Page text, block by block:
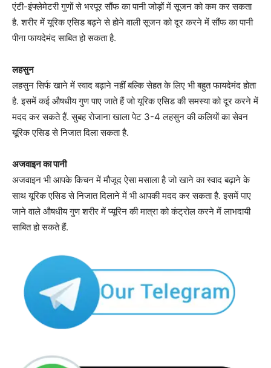
एंटी-इंफ्लेमेटरी गुणों से भरपूर सौंफ का पानी जोड़ों में सूजन को कम कर सकता
है. शरीर में यूरिक एसिड बढ़ने से होने वाली सूजन को दूर करने में सौंफ का पानी
पीना फायदेमंद साबित हो सकता है.
लहसुन
लहसुन सिर्फ खाने में स्वाद बढ़ाने नहीं बल्कि सेहत के लिए भी बहुत फायदेमंद होता
है. इसमें कई औषधीय गुण पाए जाते हैं जो यूरिक एसिड की समस्या को दूर करने में
मदद कर सकते हैं. सुबह रोजाना खाला पेट 3-4 लहसुन की कलियों का सेवन
यूरिक एसिड से निजात दिला सकता है.
अजवाइन का पानी
अजवाइन भी आपके किचन में मौजूद ऐसा मसाला है जो खाने का स्वाद बढ़ाने के
साथ यूरिक एसिड से निजात दिलाने में भी आपकी मदद कर सकता है. इसमें पाए
जाने वाले औषधीय गुण शरीर में प्यूरिन की मात्रा को कंट्रोल करने में लाभदायी
साबित हो सकते हैं.